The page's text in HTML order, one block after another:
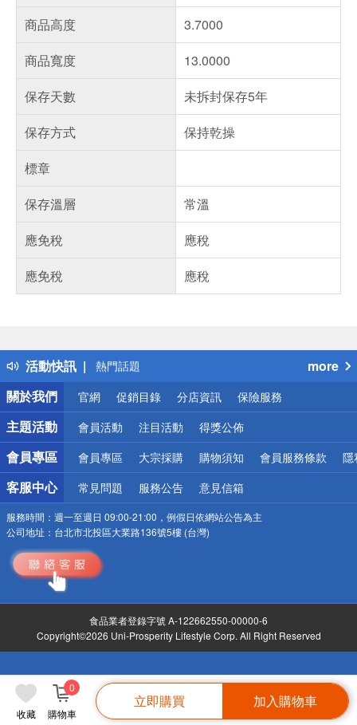
收藏 購物車
0
立即購買 加入購物車
商品高度
3.7000
商品寬度
13.0000
保存天數
未拆封保存5年
保存方式
保持乾操
標章
保存溫層
常溫
應免稅
應稅
應免稅
應稅
活動快訊
得獎公告
熱門話題
銀行優惠
偏遠地區配送
詐騙網頁！請小心！
more
關於我們
官網 促銷目錄 分店資訊 保險服務
主題活動 會員活動 注目活動 得獎公佈
會員專區 會員專區 大宗採購 購物須知 會員服務條款 隱
客服中心 常見問題 服務公告 意見信箱
服務時間： 週一至週日 09:00-21:00，例假日依網站公告為主
公司地址： 台北市北投區大業路136號5樓 (台灣)
食品業者登錄字號 A-122662550-00000-6
Copyright©2026 Uni-Prosperity Lifestyle Corp. All Right Reserved